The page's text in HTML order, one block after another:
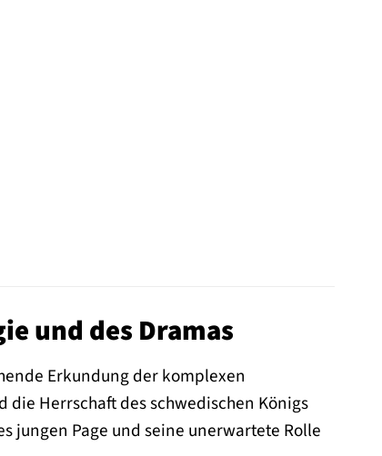
und des Dramas
Erkundung der komplexen
Herrschaft des schwedischen Königs
jungen Page und seine unerwartete Rolle